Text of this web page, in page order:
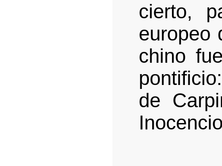
cierto,
europeo
chino
de